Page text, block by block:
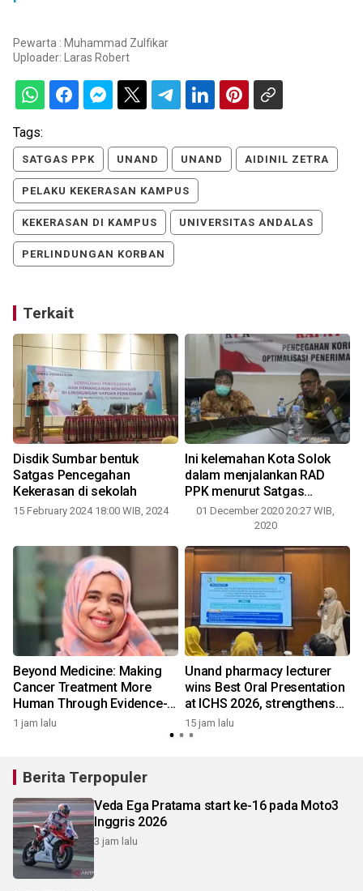
Pewarta : Muhammad Zulfikar
Uploader: Laras Robert
Tags:
SATGAS PPK UNAND UNAND AIDINIL ZETRA
PELAKU KEKERASAN KAMPUS
KEKERASAN DI KAMPUS UNIVERSITAS ANDALAS
PERLINDUNGAN KORBAN
Terkait
Disdik Sumbar bentuk
Satgas Pencegahan
Kekerasan di sekolah
15 February 2024 18:00 WIB, 2024
Ini kelemahan Kota Solok
dalam menjalankan RAD
PPK menurut Satgas
Wilayah IX KPK RI
01 December 2020 20:27 WIB,
2020
Beyond Medicine: Making
Cancer Treatment More
Human Through Evidence-
Based Complementary Care
1 jam lalu
Unand pharmacy lecturer
wins Best Oral Presentation
at ICHS 2026, strengthens
research collaboration with
Universiti Malaya
15 jam lalu
Berita Terpopuler
Veda Ega Pratama start ke-16 pada Moto3
Inggris 2026
3 jam lalu